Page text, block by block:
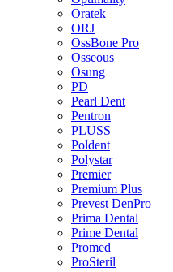
Oratek
ORJ
OssBone Pro
Osseous
Osung
PD
Pearl Dent
Pentron
PLUSS
Poldent
Polystar
Premier
Premium Plus
Prevest DenPro
Prima Dental
Prime Dental
Promed
ProSteril